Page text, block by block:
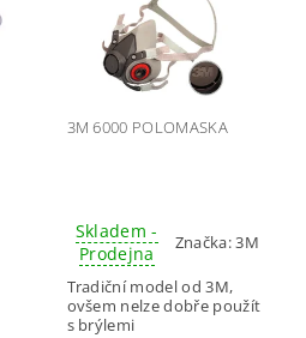
3M 6000 POLOMASKA
Skladem -
Prodejna
Značka:3M
Tradiční model od 3M,
ovšem nelze dobře použít
s brýlemi